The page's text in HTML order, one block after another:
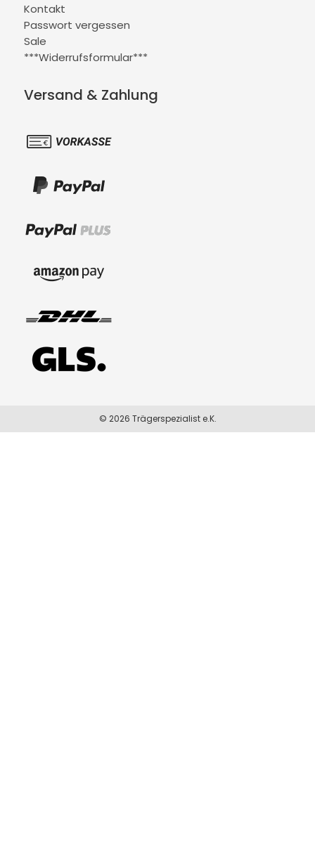
Kontakt
Passwort vergessen
Sale
***Widerrufsformular***
Versand & Zahlung
© 2026 Trägerspezialist e.K.